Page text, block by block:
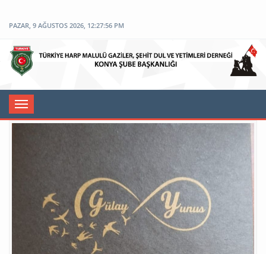
PAZAR, 9 AĞUSTOS 2026, 12:27:56 PM
Toggle
navigation